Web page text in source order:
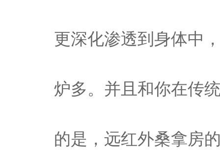
更深化渗透到身体中
炉多。并且和你在传
的是，远红外桑拿房